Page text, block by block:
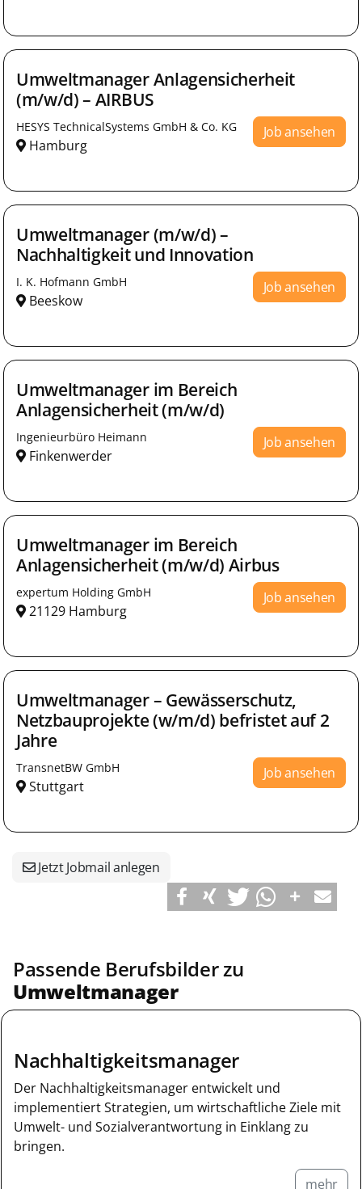
Umweltmanager Anlagensicherheit
(m/w/d) – AIRBUS
HESYS TechnicalSystems GmbH & Co. KG
Hamburg
Job ansehen
Umweltmanager (m/w/d) –
Nachhaltigkeit und Innovation
I. K. Hofmann GmbH
Beeskow
Job ansehen
Umweltmanager im Bereich
Anlagensicherheit (m/w/d)
Ingenieurbüro Heimann
Finkenwerder
Job ansehen
Umweltmanager im Bereich
Anlagensicherheit (m/w/d) Airbus
expertum Holding GmbH
21129 Hamburg
Job ansehen
Umweltmanager – Gewässerschutz,
Netzbauprojekte (w/m/d) befristet auf 2
Jahre
TransnetBW GmbH
Stuttgart
Job ansehen
Jetzt Jobmail anlegen
Passende Berufsbilder zu
Umweltmanager
Nachhaltigkeitsmanager
Der Nachhaltigkeitsmanager entwickelt und
implementiert Strategien, um wirtschaftliche Ziele mit
Umwelt- und Sozialverantwortung in Einklang zu
bringen.
mehr